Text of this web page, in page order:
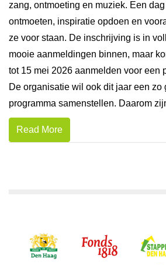
zang, ontmoeting en muziek. Een
ontmoeten, inspiratie opdoen en
ze voor staan. De inschrijving is in
mooie aanmeldingen binnen, maar
tot 15 mei 2026 aanmelden voor een
De organisatie wil ook dit jaar een
programma samenstellen. Daarom
Read More